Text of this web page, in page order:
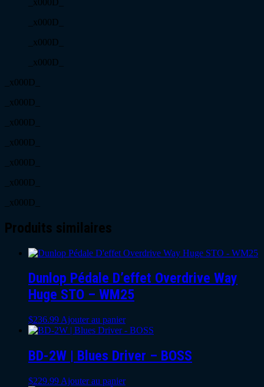
_x000D_
_x000D_
_x000D_
_x000D_
_x000D_
_x000D_
_x000D_
_x000D_
_x000D_
_x000D_
Produits similaires
Dunlop Pédale D’effet Overdrive Way
Huge STO – WM25
$236.99 Ajouter au panier
BD-2W | Blues Driver – BOSS
$229.99 Ajouter au panier